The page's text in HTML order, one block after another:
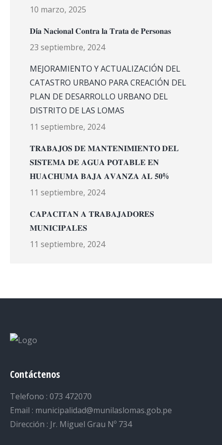
10 marzo, 2025
𝐃𝐢́𝐚 𝐍𝐚𝐜𝐢𝐨𝐧𝐚𝐥 𝐂𝐨𝐧𝐭𝐫𝐚 𝐥𝐚 𝐓𝐫𝐚𝐭𝐚 𝐝𝐞 𝐏𝐞𝐫𝐬𝐨𝐧𝐚𝐬
23 septiembre, 2024
MEJORAMIENTO Y ACTUALIZACIÓN DEL
CATASTRO URBANO PARA CREACIÓN DEL
PLAN DE DESARROLLO URBANO DEL
DISTRITO DE LAS LOMAS
11 septiembre, 2024
𝐓𝐑𝐀𝐁𝐀𝐉𝐎𝐒 𝐃𝐄 𝐌𝐀𝐍𝐓𝐄𝐍𝐈𝐌𝐈𝐄𝐍𝐓𝐎 𝐃𝐄𝐋
𝐒𝐈𝐒𝐓𝐄𝐌𝐀 𝐃𝐄 𝐀𝐆𝐔𝐀 𝐏𝐎𝐓𝐀𝐁𝐋𝐄 𝐄𝐍
𝐇𝐔𝐀𝐂𝐇𝐔𝐌𝐀 𝐁𝐀𝐉𝐀 𝐀𝐕𝐀𝐍𝐙𝐀 𝐀𝐋 𝟓𝟎%
11 septiembre, 2024
𝐂𝐀𝐏𝐀𝐂𝐈𝐓𝐀𝐍 𝐀 𝐓𝐑𝐀𝐁𝐀𝐉𝐀𝐃𝐎𝐑𝐄𝐒
𝐌𝐔𝐍𝐈𝐂𝐈𝐏𝐀𝐋𝐄𝐒
11 septiembre, 2024
Contáctenos
Telefono : 073 472070
Email : municipalidad@munilaslomas.gob.pe
Dirección : Jr. Miguel Grau Nº 734